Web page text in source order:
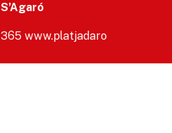
S’Agaró
365 www.platjadaro